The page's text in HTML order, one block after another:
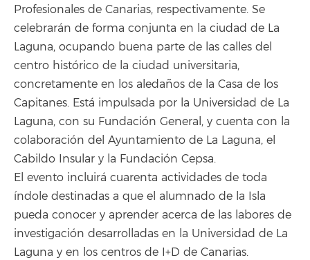
Profesionales de Canarias, respectivamente. Se
celebrarán de forma conjunta en la ciudad de La
Laguna, ocupando buena parte de las calles del
centro histórico de la ciudad universitaria,
concretamente en los aledaños de la Casa de los
Capitanes. Está impulsada por la Universidad de La
Laguna, con su Fundación General, y cuenta con la
colaboración del Ayuntamiento de La Laguna, el
Cabildo Insular y la Fundación Cepsa.
El evento incluirá cuarenta actividades de toda
índole destinadas a que el alumnado de la Isla
pueda conocer y aprender acerca de las labores de
investigación desarrolladas en la Universidad de La
Laguna y en los centros de I+D de Canarias.